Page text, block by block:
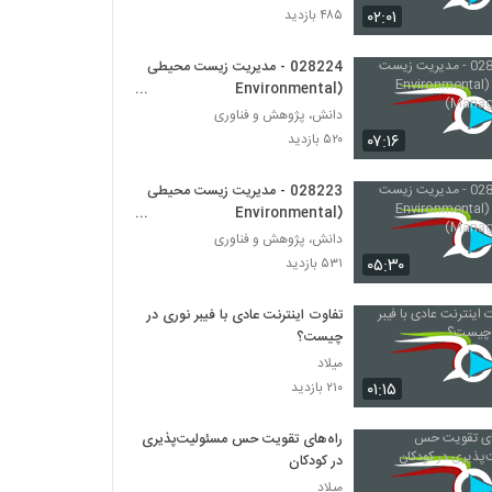
(Complex Engineered Systems)
۶۰۶ بازدید
028244 - سیستم های مهندسی شده پیچیده
(Complex Engineered Systems)
028245 - سیستم های مهندسی شده پیچیده
۵۹۰ بازدید
028246 - سیستم های مهندسی شده پیچیده
(Complex Engineered Systems)
۵۵۰ بازدید
028247 - سیستم های مهندسی شده پیچیده
(Complex Engineered Systems)
۰۲:۰۱
۴۸۵ بازدید
۰۷:۱۶
028224 - مدیریت زیست محیطی
(Environmental
Management)
دانش، پژوهش و فناوری
۵۲۰ بازدید
۰۵:۳۰
028223 - مدیریت زیست محیطی
(Environmental
Management)
دانش، پژوهش و فناوری
۵۳۱ بازدید
۰۱:۱۵
تفاوت اینترنت عادی با فیبر نوری در
چیست؟
میلاد
۲۱۰ بازدید
راه‌های تقویت حس مسئولیت‌پذیری
در کودکان
میلاد